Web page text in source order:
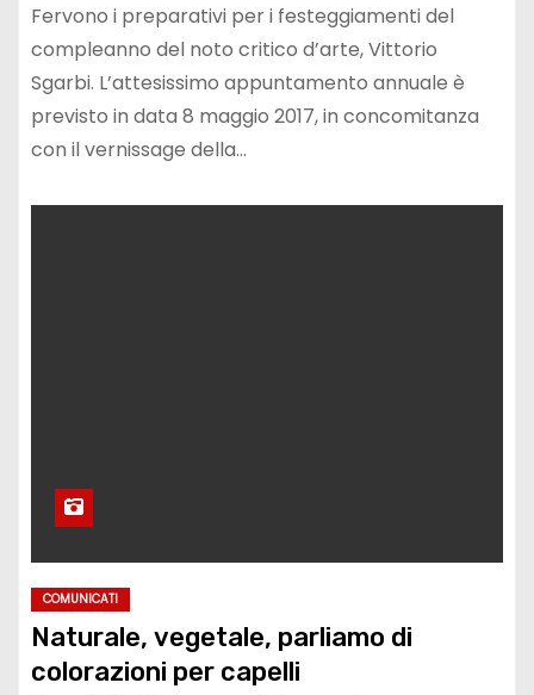
Fervono i preparativi per i festeggiamenti del
compleanno del noto critico d’arte, Vittorio
Sgarbi. L’attesissimo appuntamento annuale è
previsto in data 8 maggio 2017, in concomitanza
con il vernissage della…
COMUNICATI
Naturale, vegetale, parliamo di
colorazioni per capelli